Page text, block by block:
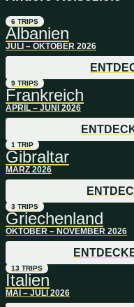
6 TRIPS
Albanien
JULI – OKTOBER 2026
9 TRIPS
Frankreich
APRIL – JUNI 2026
1 TRIP
Gibraltar
MÄRZ 2026
3 TRIPS
Griechenland
OKTOBER – NOVEMBER 2026
13 TRIPS
Italien
MAI – JULI 2026